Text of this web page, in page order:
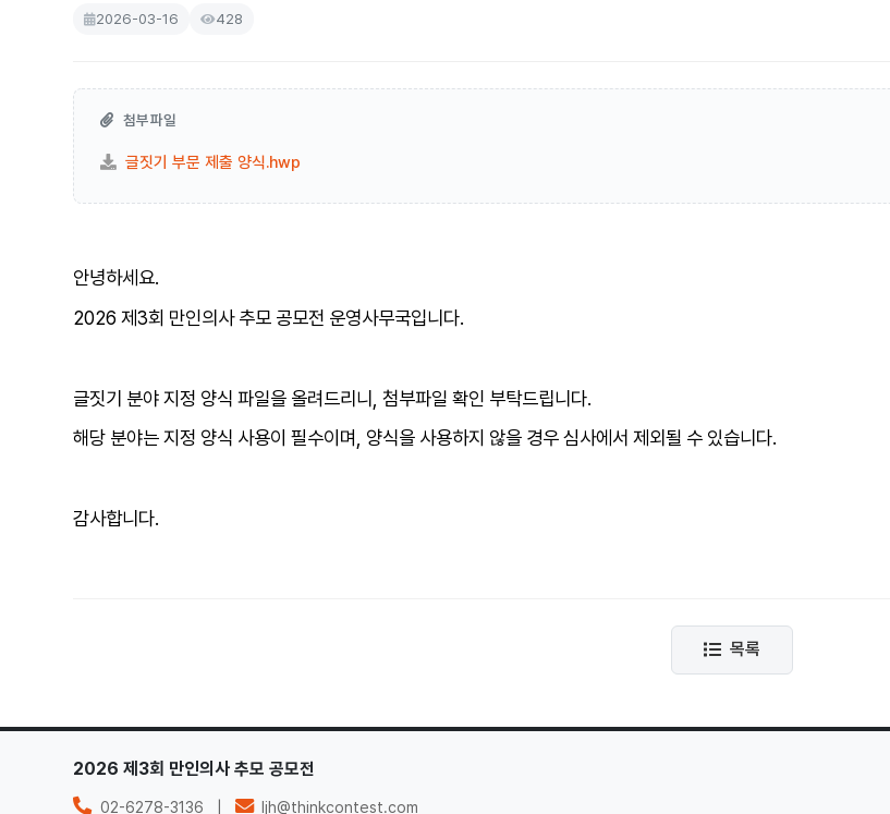
2026-03-16 428
첨부파일
글짓기 부문 제출 양식.hwp
안녕하세요.
2026제3회 만인의사 추모 공모전 운영사무국입니다.
글짓기 분야 지정 양식 파일을 올려드리니 첨부파일 확인 부탁드립니다.
해당 분야는 지정 양식 사용이 필수이며, 양식을 사용하지 않을 경우 심사에서 제외될 수 있습니다.
감사합니다.
목록
개인정보 처리방침
2026 제3회 만인의사 추모 공모전
02-6278-3136 ljh@thinkcontest.com